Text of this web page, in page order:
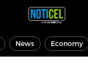
News Economy